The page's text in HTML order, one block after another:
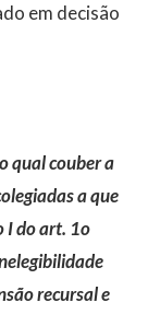
em decisão
qual couber a
a que
I do art. 1o
recursal e